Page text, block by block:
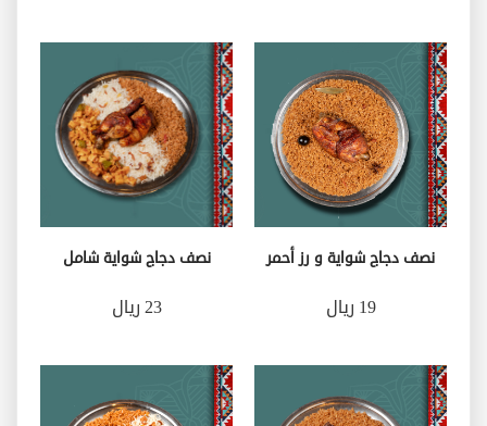
نصف دجاج شواية و رز أحمر
19 ريال
نصف دجاج شواية شامل
23 ريال